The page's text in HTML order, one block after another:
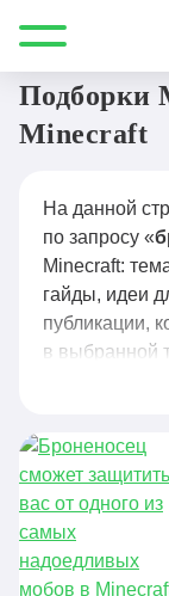
Все для Minecraft
Подборки
Minecraft
На данной
по запросу «
Minecraft:
гайды, идеи
публикации,
в выбранной